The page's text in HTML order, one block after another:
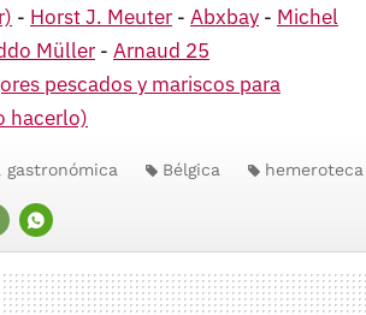
- Horst J. Meuter - Abxbay - Michel
Müller - Arnaud 25
pescados y mariscos para
hacerlo)
WHATSAPP
gastronómica Bélgica hemeroteca